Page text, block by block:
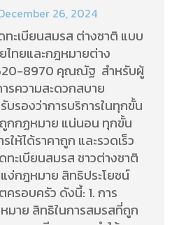
26, 2024
ะเบียนสมรส ต่างชาติ แบบ
ทยและกฎหมายต่าง
8970 คุณณัฐ สำหรับผู้
รความสะดวกสบาย
บรองว่าการบริการในทุกขั้น
กกฏหมาย แน่นอน ทุกขั้น
ให้ได้ราคาถูก และรวดเร็ว
ะเบียนสมรส ชาวต่างชาติ
ง่กฎหมาย สิทธิประโยชน์
รอบครัว ดังนี้: 1. การ
มาย สิทธิในการสมรสที่ถูก